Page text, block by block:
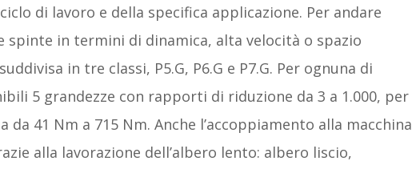
di lavoro e della specifica applicazione. Per andare
spinte in termini di dinamica, alta velocità o spazio
in tre classi, P5.G, P6.G e P7.G. Per ognuna di
5 grandezze con rapporti di riduzione da 3 a 1.000, per
41 Nm a 715 Nm. Anche l’accoppiamento alla macchina
alla lavorazione dell’albero lento: albero liscio,